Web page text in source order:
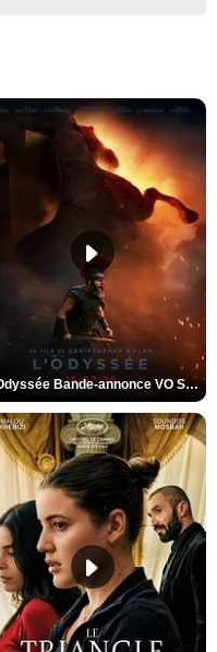
L'Odyssée Bande-annonce VO STFR